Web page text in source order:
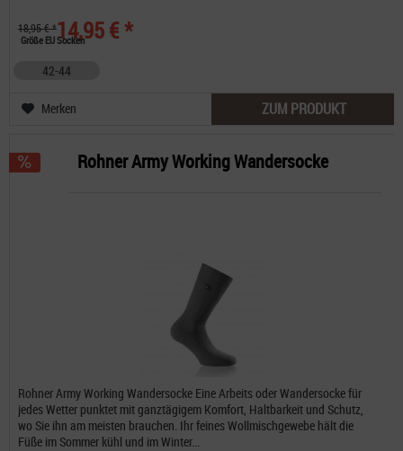
14,95 € *
18,95 € *
Größe EU Socken
42-44
Merken ZUM PRODUKT
Rohner Army Working Wandersocke Eine Arbeits oder Wandersocke für
jedes Wetter punktet mit ganztägigem Komfort, Haltbarkeit und Schutz,
wo Sie ihn am meisten brauchen. Ihr feines Wollmischgewebe hält die
Füße im Sommer kühl und im Winter...
Rohner Army Working Wandersocke